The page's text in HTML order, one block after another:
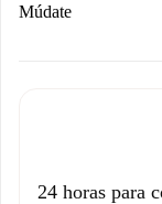
Si es
Múdate
no nos
24 horas para